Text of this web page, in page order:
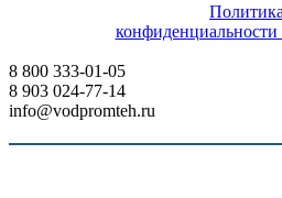
Политика
8 800 333-01-05
8 903 024-77-14
info@vodpromteh.ru